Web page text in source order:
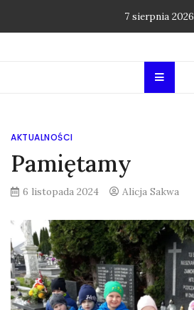
7 sierpnia 2026
AKTUALNOŚCI
Pamiętamy
6 listopada 2024 Alicja Sakwa